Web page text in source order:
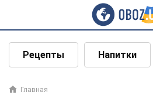
Рецепты Напитки
Главная